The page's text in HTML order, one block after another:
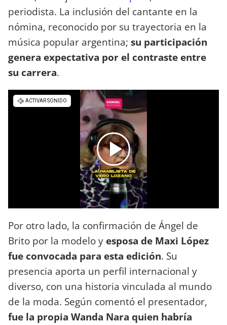
periodista. La inclusión del cantante en la
nómina, reconocido por su trayectoria en la
música popular argentina; su participación
genera expectativa por el contraste entre
su carrera.
Por otro lado, la confirmación de Ángel de
Brito por la modelo y esposa de Maxi López
fue convocada para esta edición. Su
presencia aporta un perfil internacional y
diverso, con una historia vinculada al mundo
de la moda. Según comentó el presentador,
fue la propia Wanda Nara quien habría